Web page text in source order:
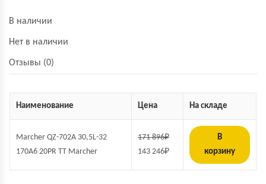
В наличии
Нет в наличии
Отзывы (0)
Наименование Цена На складе
Marcher QZ-702A 30,5L-32
170A6 20PR TT Marcher
171 896₽
143 246₽
В
корзину